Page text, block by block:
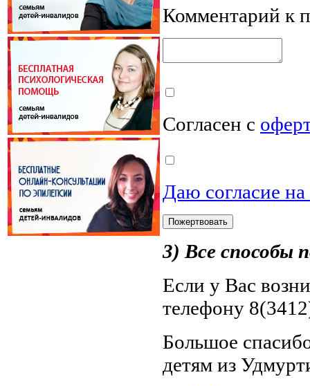
Комментарий к
Согласен с
Даю согласие
3) Все способы
Если у Вас
телефону
Большое
детям из